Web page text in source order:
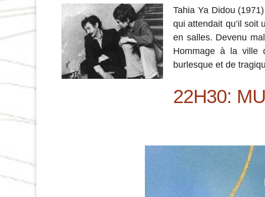
Tahia Ya Didou
qui attendait qu’il soit
en salles. Devenu
Hommage à la ville
burlesque et de
22H30: